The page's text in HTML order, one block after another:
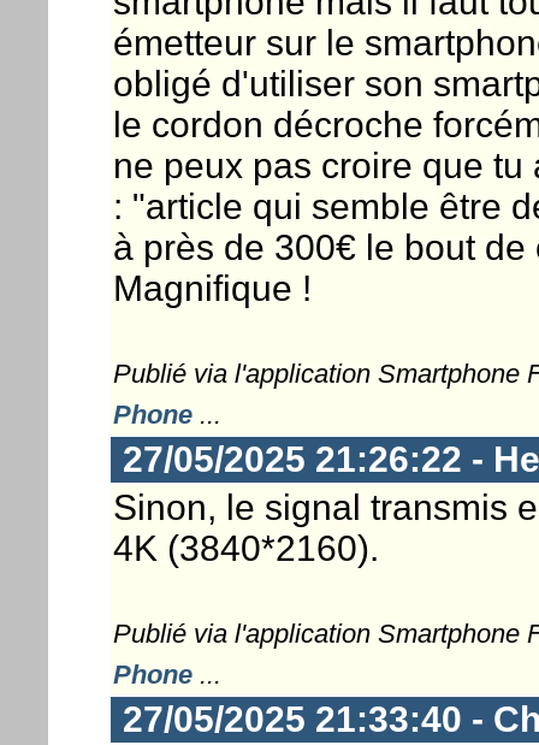
émetteur sur le
obligé d'utiliser son
le cordon décroche
ne peux pas croire que
: "article qui semble être
à près de 300€ le bout
Magnifique !
Publié via l'application Smartphone
Phone...
27/05/2025 21:26:22 -
Sinon, le signal transmis
4K (3840*2160).
Publié via l'application Smartphone
Phone...
27/05/2025 21:33:40 -